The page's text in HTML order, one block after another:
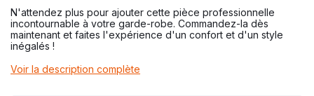
N'attendez plus pour ajouter cette pièce professionnelle
incontournable à votre garde-robe. Commandez-la dès
maintenant et faites l'expérience d'un confort et d'un style
inégalés !
Voir la description complète